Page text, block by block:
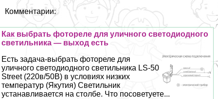
Комментарии:
Как выбрать фотореле для уличного светодиодного
светильника — выход есть
Есть задача-выбрать фотореле для
уличного светодиодного светильника LS-50
Street (220в/50В) в условиях низких
температур (Якутия) Светильник
устанавливается на столбе. Что посоветуете...